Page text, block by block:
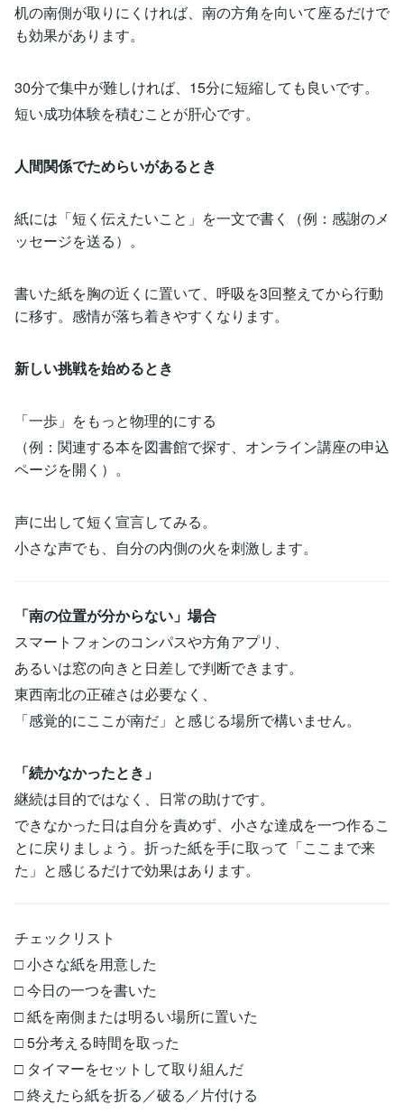
机の南側が取りにくければ、南の方角を向いて座るだけで
も効果があります。
30分で集中が難しければ、15分に短縮しても良いです。
短い成功体験を積むことが肝心です。
人間関係でためらいがあるとき
紙には「短く伝えたいこと」を一文で書く（例：感謝のメ
ッセージを送る）。
書いた紙を胸の近くに置いて、呼吸を3回整えてから行動
に移す。感情が落ち着きやすくなります。
新しい挑戦を始めるとき
「一歩」をもっと物理的にする
（例：関連する本を図書館で探す、オンライン講座の申込
ページを開く）。
声に出して短く宣言してみる。
小さな声でも、自分の内側の火を刺激します。
「南の位置が分からない」場合
スマートフォンのコンパスや方角アプリ、
あるいは窓の向きと日差しで判断できます。
東西南北の正確さは必要なく、
「感覚的にここが南だ」と感じる場所で構いません。
「続かなかったとき」
継続は目的ではなく、日常の助けです。
できなかった日は自分を責めず、小さな達成を一つ作るこ
とに戻りましょう。折った紙を手に取って「ここまで来
た」と感じるだけで効果はあります。
チェックリスト
□ 小さな紙を用意した
□ 今日の一つを書いた
□ 紙を南側または明るい場所に置いた
□ 5分考える時間を取った
□ タイマーをセットして取り組んだ
□ 終えたら紙を折る／破る／片付ける